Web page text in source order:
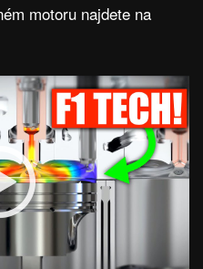
motoru najdete na